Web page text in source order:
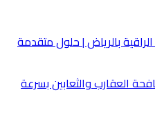
بالرياض | حلول متقدمة
العقارب والثعابين بسرعة